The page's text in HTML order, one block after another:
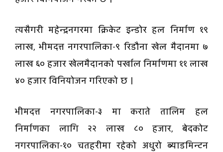
त्यसैगरी महेन्द्रनगरमा क्रिकेट इन्डोर हल निर्माण १९
लाख, भीमदत्त नगरपालिका-९ रिडौना खेल मैदानमा ७
लाख ६० हजार खेलमैदानको पर्खाल निर्माणमा ११ लाख
४० हजार विनियोजन गरिएको छ ।
भीमदत्त नगरपालिका-३ मा कराते तालिम हल
निर्माणका लागि २२ लाख ८० हजार, बेदकोट
नगरपालिका-१० चतहरीमा रहेको अधुरो ब्याडमिन्टन